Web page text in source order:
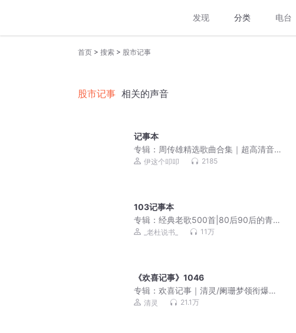
发现 分类 电台
首页 > 搜索 > 股市记事
股市记事 相关的声音
记事本
专辑： 周传雄精选歌曲合集｜超高清音
质｜最好听的必备歌单
伊这个叩叩 2185
103记事本
专辑： 经典老歌500首|80后90后的青春
回忆_老杜说书_ 11万
《欢喜记事》1046
专辑： 欢喜记事｜清灵/阑珊梦领衔爆笑
多人有声剧
清灵 21.1万